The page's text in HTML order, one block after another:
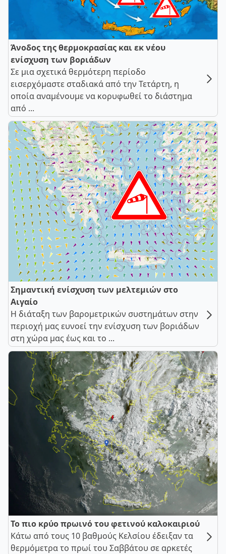
Άνοδος της θερμοκρασίας και εκ νέου
ενίσχυση των βοριάδων
Σε μια σχετικά θερμότερη περίοδο
εισερχόμαστε σταδιακά από την Τετάρτη, η
οποία αναμένουμε να κορυφωθεί το διάστημα
από ...
Σημαντική ενίσχυση των μελτεμιών στο
Αιγαίο
Η διάταξη των βαρομετρικών συστημάτων στην
περιοχή μας ευνοεί την ενίσχυση των βοριάδων
στη χώρα μας έως και το ...
Το πιο κρύο πρωινό του φετινού καλοκαιριού
Κάτω από τους 10 βαθμούς Κελσίου έδειξαν τα
θερμόμετρα το πρωί του Σαββάτου σε αρκετές